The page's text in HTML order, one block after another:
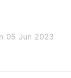
05 Jun 2023